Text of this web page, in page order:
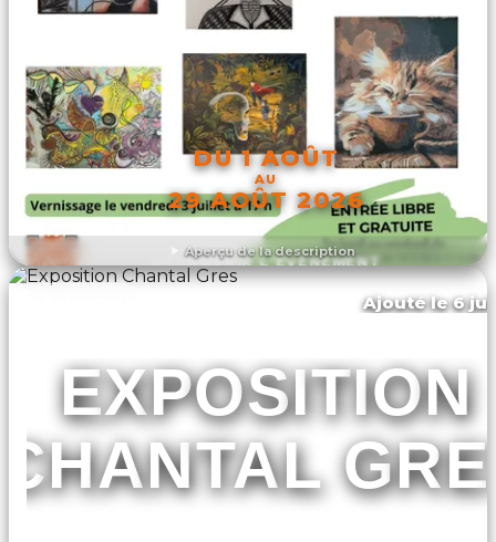
Aperçu de la description
DU 1 AOÛT
AU
29 AOÛT 2026
DÉCOUVRIR L'ÉVÉNEMENT
Ajouté le 6
EXPOSITION